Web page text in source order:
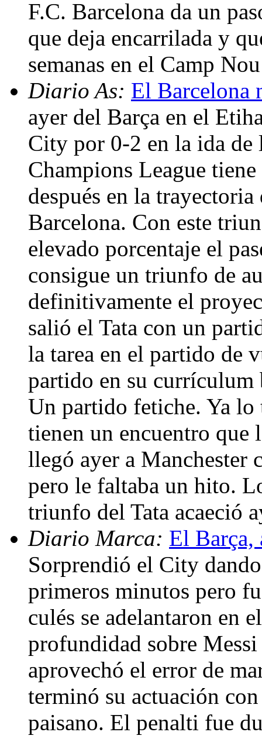
F.C. Barcelona da un
que deja encarrilada y
semanas en el Camp
Diario As: El Barcelona
ayer del Barça en el
City por 0-2 en la ida de
Champions League
después en la
Barcelona. Con este
elevado porcentaje el
consigue un triunfo de
definitivamente el
salió el Tata con un
la tarea en el partido de
partido en su currículum
Un partido fetiche. Ya lo
tienen un encuentro que
llegó ayer a Manchester
pero le faltaba un hito.
triunfo del Tata acaeció
Diario Marca: El Barça,
Sorprendió el City
primeros minutos pero
culés se adelantaron en
profundidad sobre
aprovechó el error de
terminó su actuación
paisano. El penalti fue